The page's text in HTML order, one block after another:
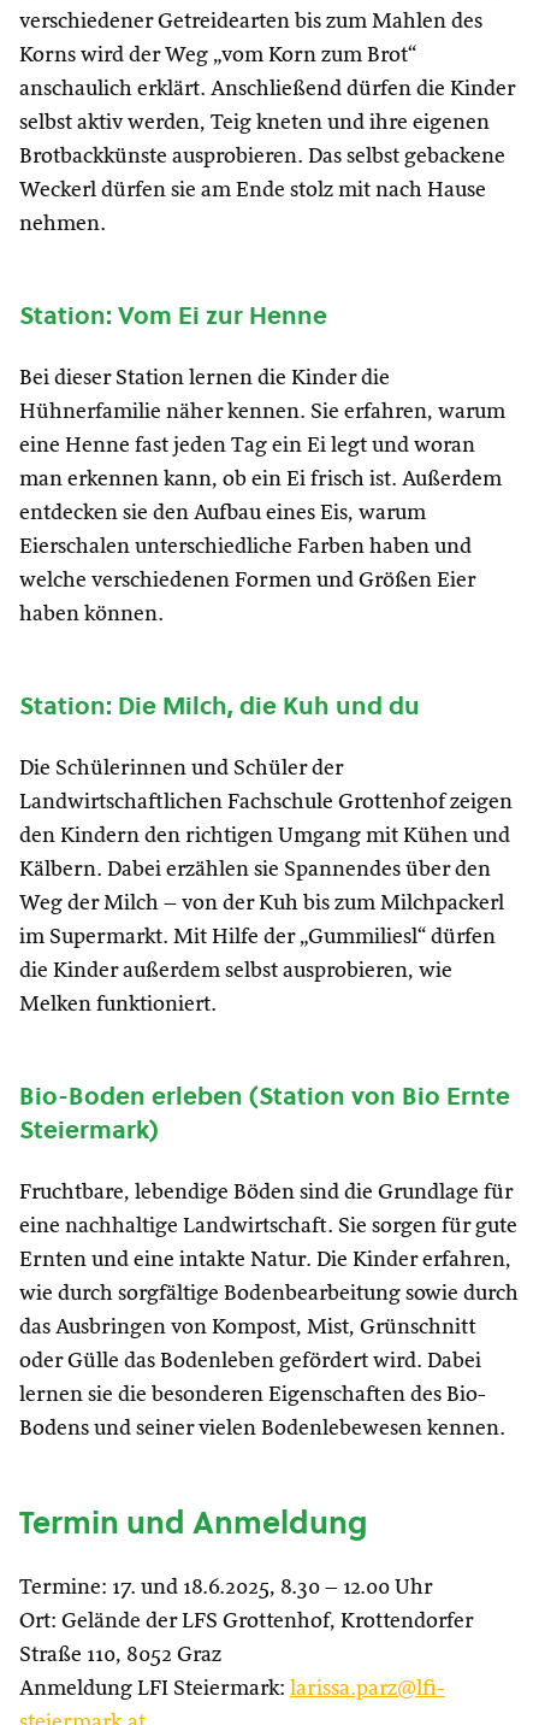
verschiedener Getreidearten bis zum Mahlen des
Korns wird der Weg „vom Korn zum Brot“
anschaulich erklärt. Anschließend dürfen die Kinder
selbst aktiv werden, Teig kneten und ihre eigenen
Brotbackkünste ausprobieren. Das selbst gebackene
Weckerl dürfen sie am Ende stolz mit nach Hause
nehmen.
Station: Vom Ei zur Henne
Bei dieser Station lernen die Kinder die
Hühnerfamilie näher kennen. Sie erfahren, warum
eine Henne fast jeden Tag ein Ei legt und woran
man erkennen kann, ob ein Ei frisch ist. Außerdem
entdecken sie den Aufbau eines Eis, warum
Eierschalen unterschiedliche Farben haben und
welche verschiedenen Formen und Größen Eier
haben können.
Station: Die Milch, die Kuh und du
Die Schülerinnen und Schüler der
Landwirtschaftlichen Fachschule Grottenhof zeigen
den Kindern den richtigen Umgang mit Kühen und
Kälbern. Dabei erzählen sie Spannendes über den
Weg der Milch – von der Kuh bis zum Milchpackerl
im Supermarkt. Mit Hilfe der „Gummiliesl“ dürfen
die Kinder außerdem selbst ausprobieren, wie
Melken funktioniert.
Bio-Boden erleben (Station von Bio Ernte
Steiermark)
Fruchtbare, lebendige Böden sind die Grundlage für
eine nachhaltige Landwirtschaft. Sie sorgen für gute
Ernten und eine intakte Natur. Die Kinder erfahren,
wie durch sorgfältige Bodenbearbeitung sowie durch
das Ausbringen von Kompost, Mist, Grünschnitt
oder Gülle das Bodenleben gefördert wird. Dabei
lernen sie die besonderen Eigenschaften des Bio-
Bodens und seiner vielen Bodenlebewesen kennen.
Termin und Anmeldung
Termine: 17. und 18.6.2025, 8.30 – 12.00 Uhr
Ort: Gelände der LFS Grottenhof, Krottendorfer
Straße 110, 8052 Graz
Anmeldung LFI Steiermark: larissa.parz@lfi-